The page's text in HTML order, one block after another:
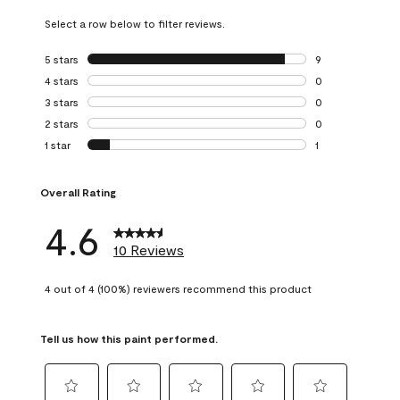
Select a row below to filter reviews.
5 stars stars
9
9 reviews with 5
4 stars stars
0
0 reviews with 4
3 stars stars
0
0 reviews with 3
2 stars stars
0
0 reviews with 2
1 star stars
1
Overall Rating
4.6 10 Reviews
4 out of 4 (100%) reviewers recommend this product
Tell us how this paint performed.